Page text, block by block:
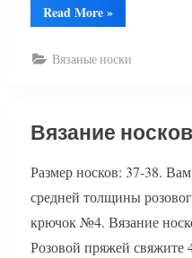
Read More“Вязание
носков
полоску”
»
Вязаные носки
Вязание
Размер носков: 37-38.
средней толщины
крючок №4. Вязание
Розовой пряжей свяжите